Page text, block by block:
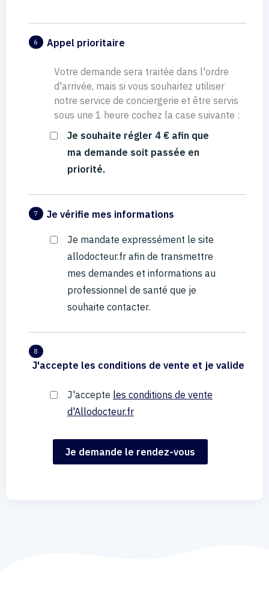
6 Appel prioritaire
Votre demande sera traitée dans l'ordre
d'arrivée, mais si vous souhaitez utiliser
notre service de conciergerie et être servis
sous une 1 heure cochez la case suivante :
Je souhaite régler 4 € afin que
ma demande soit passée en
priorité.
7 Je vérifie mes informations
Je mandate expressément le site
allodocteur.fr afin de transmettre
mes demandes et informations au
professionnel de santé que je
souhaite contacter.
8
J'accepte les conditions de vente et je valide
J'accepte les conditions de vente
d'Allodocteur.fr